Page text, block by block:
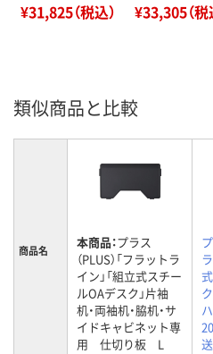
¥31,825（税込） ¥33,305（税
類似商品と比較
商品名 本商品：プラス
（PLUS）「フラットラ
イン」「組立式スチー
ルOAデスク」片袖
机・両袖机・脇机・サ
イドキャビネット専
用 仕切り板 L